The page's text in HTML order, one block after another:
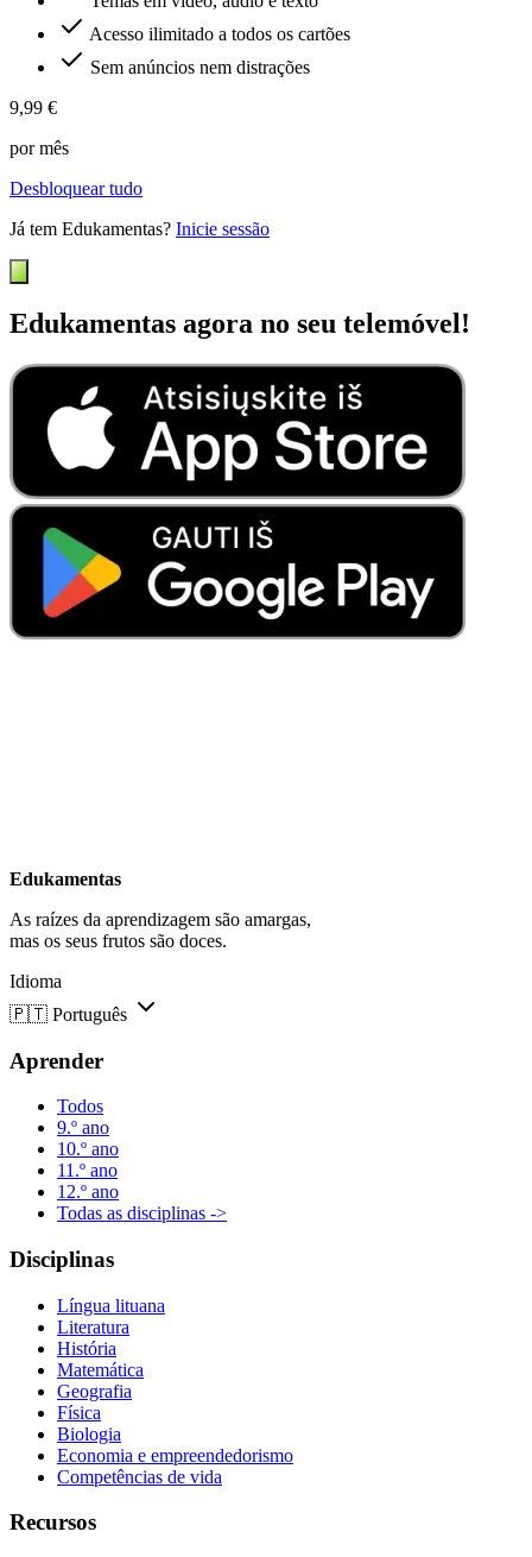
Acesso ilimitado a todos os cartões
Sem anúncios nem distrações
9,99 €
por mês
Desbloquear tudo
Já tem Edukamentas? Inicie sessão
Edukamentas agora no seu telemóvel!
Edukamentas
As raízes da aprendizagem são amargas,
mas os seus frutos são doces.
Idioma
🇵🇹 Português
Aprender
Todos
9.º ano
10.º ano
11.º ano
12.º ano
Todas as disciplinas ->
Disciplinas
Língua lituana
Literatura
História
Matemática
Geografia
Física
Biologia
Economia e empreendedorismo
Competências de vida
Recursos